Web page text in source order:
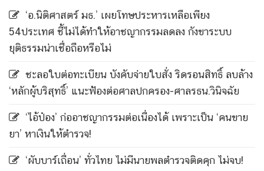
‘อ.นิติศาสตร์ มธ.’ เผยโทษประหารเหลือเพียง
54ประเทศ ชี้ไม่ได้ทำให้อาชญากรรมลดลง กังขาระบบ
ยุติธรรมน่าเชื่อถือหรือไม่
ชะลอใบต่อทะเบียน บังคับจ่ายใบสั่ง ริดรอนสิทธิ์ ลบล้าง
‘หลักผู้บริสุทธิ์’ แนะฟ้องต่อศาลปกครอง-ศาลรธน.วินิจฉัย
‘ไอ้ป๋อง’ ก่ออาชญากรรมต่อเนื่องได้ เพราะเป็น ‘คนขาย
ยา’ หาเงินให้ตำรวจ!
‘ผับบาร์เถื่อน’ ทั่วไทย ไม่มีนายพลตำรวจติดคุก ไม่จบ!